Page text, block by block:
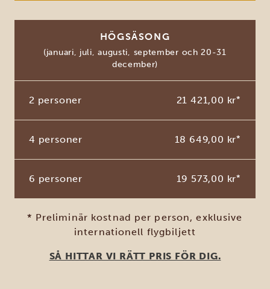
HÖGSÄSONG
(januari, juli, augusti, september och 20-31
december)
2 personer 21 421,00 kr*
4 personer 18 649,00 kr*
6 personer 19 573,00 kr*
* Preliminär kostnad per person, exklusive
internationell flygbiljett
SÅ HITTAR VI RÄTT PRIS FÖR DIG.